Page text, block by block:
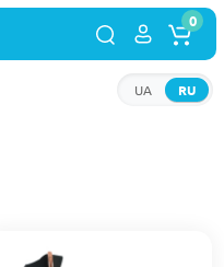
RU
UA
0